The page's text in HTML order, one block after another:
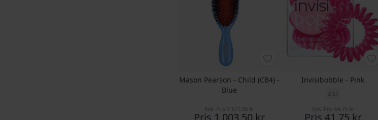
Mason Pearson - Child (CB4) -
Blue
Rek. Pris 1 571,95 kr
Invisibobble - Pink
3 ST
Rek. Pris 64,75 kr